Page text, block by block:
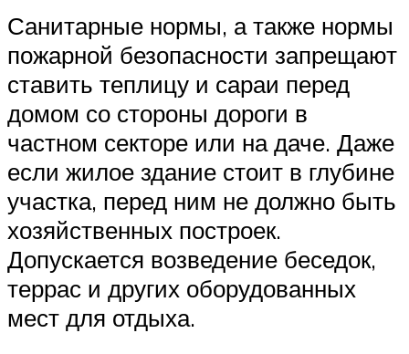
Санитарные нормы, а также нормы
пожарной безопасности запрещают
ставить теплицу и сараи перед
домом со стороны дороги в
частном секторе или на даче. Даже
если жилое здание стоит в глубине
участка, перед ним не должно быть
хозяйственных построек.
Допускается возведение беседок,
террас и других оборудованных
мест для отдыха.